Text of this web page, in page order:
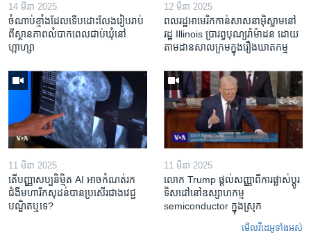
14 មីនា 2025
ចំណាប់ខ្មាំង​ដែល​ទើប​ដោះលែង​រៀបរាប់​
ពី​ស្ថានភាព​​លំបាក​ពេល​ជាប់​ឃុំ​នៅ​
ហ្កាហ្សា
12 មីនា 2025
ពលរដ្ឋអាមេរិក​កាន់សាសនា​អ៊ិស្លាម​នៅ
រដ្ឋ Illinois ​ប្រារព្វបុណ្យរ៉ាម៉ាដន ​ដោយ​
តាម​ដាន​​សាលក្រមក្នុងរឿងឃាតកម្ម
11 មីនា 2025
តើ​បញ្ញាសប្បនិម្មិត​ AI អាច​កំណត់​រក​
ជំងឺមហារីក​សុដន់​បាន​ប្រសើរ​ជាង​វេជ្ជ
បណ្ឌិត​ឬ​ទេ?
11 មីនា 2025
លោក Trump ផ្តល់សញ្ញាពីការផ្លាស់ប្តូរ
ទិសដៅនៅឧស្សាហកម្ម
semiconductor ក្នុងស្រុក
មើល​វីដេអូ​ទាំង​អស់